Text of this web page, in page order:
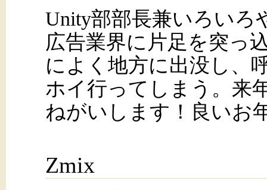
Unity部部長兼いろいろ
広告業界に片足を突っ
によく地方に出没し、
ホイ行ってしまう。来
ねがいします！良いお
Zmix